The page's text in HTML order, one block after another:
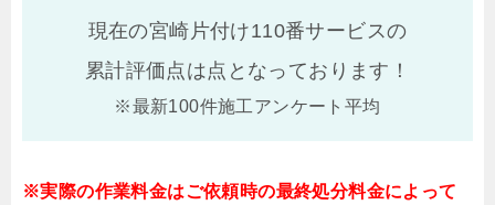
現在の宮崎片付け110番サービスの
累計評価点は点となっております！
※最新100件施工アンケート平均
※実際の作業料金はご依頼時の最終処分料金によって